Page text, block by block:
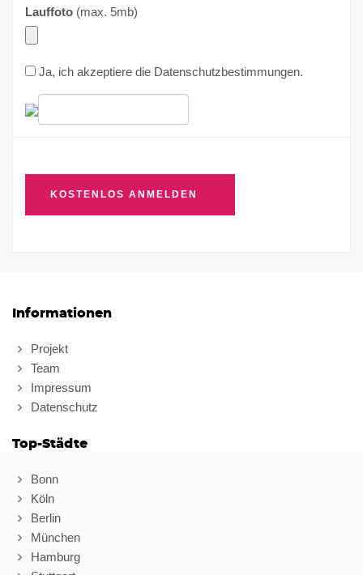
Lauffoto (max. 5mb)
Ja, ich akzeptiere die Datenschutzbestimmungen.
Informationen
Projekt
Team
Impressum
Datenschutz
Top-Städte
Bonn
Köln
Berlin
München
Hamburg